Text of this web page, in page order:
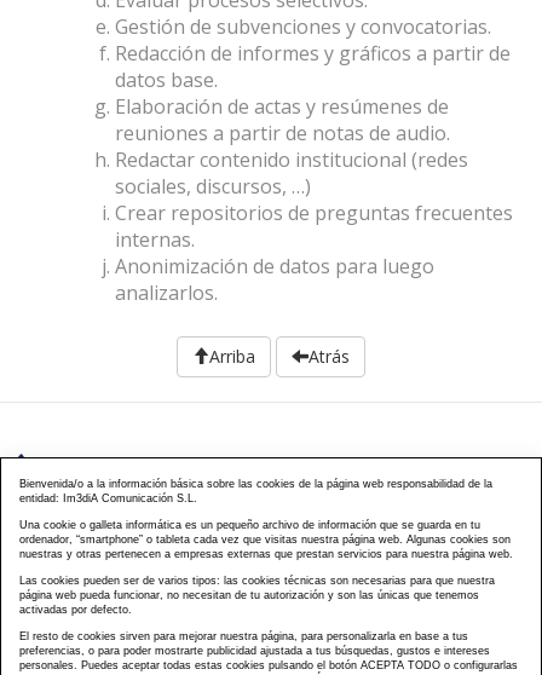
Gestión de subvenciones y convocatorias.
Redacción de informes y gráficos a partir de
datos base.
Elaboración de actas y resúmenes de
reuniones a partir de notas de audio.
Redactar contenido institucional (redes
sociales, discursos, …)
Crear repositorios de preguntas frecuentes
internas.
Anonimización de datos para luego
analizarlos.
Arriba Atrás
976 203 103
Calle Mayor, 40, CP 50001 - Zaragoza
cursos@famcp.org
Plan de Formación|Cursos On Line|Cursos
Presenciales
Campus|Matriculación|Aviso Legal|Política
Bienvenida/o a la información básica sobre las cookies de la página web responsabilidad de la
entidad: Im3diA Comunicación S.L.
Una cookie o galleta informática es un pequeño archivo de información que se guarda en tu
ordenador, “smartphone” o tableta cada vez que visitas nuestra página web. Algunas cookies son
nuestras y otras pertenecen a empresas externas que prestan servicios para nuestra página web.
Las cookies pueden ser de varios tipos: las cookies técnicas son necesarias para que nuestra
página web pueda funcionar, no necesitan de tu autorización y son las únicas que tenemos
activadas por defecto.
El resto de cookies sirven para mejorar nuestra página, para personalizarla en base a tus
preferencias, o para poder mostrarte publicidad ajustada a tus búsquedas, gustos e intereses
personales. Puedes aceptar todas estas cookies pulsando el botón ACEPTA TODO o configurarlas